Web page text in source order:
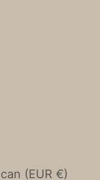
État de la Cité du Vatican (EUR €)